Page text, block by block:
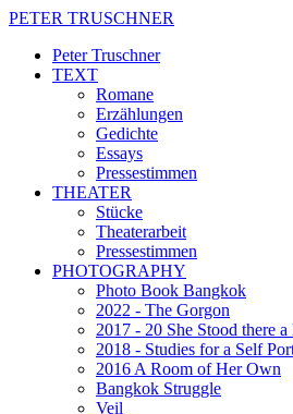
PETER TRUSCHNER
Peter Truschner
TEXT
Romane
Erzählungen
Gedichte
Essays
Pressestimmen
THEATER
Stücke
Theaterarbeit
Pressestimmen
PHOTOGRAPHY
Photo Book Bangkok
2022 - The Gorgon
2017 - 20 She Stood there
2018 - Studies for a Self
2016 A Room of Her Own
Bangkok Struggle
Veil